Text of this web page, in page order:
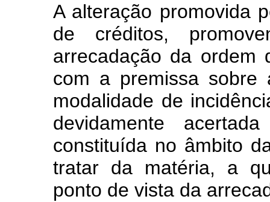
A alteração promovida
de créditos,
arrecadação da ordem
com a premissa
modalidade de
devidamente
constituída no âmbito
tratar da matéria, a
ponto de vista da